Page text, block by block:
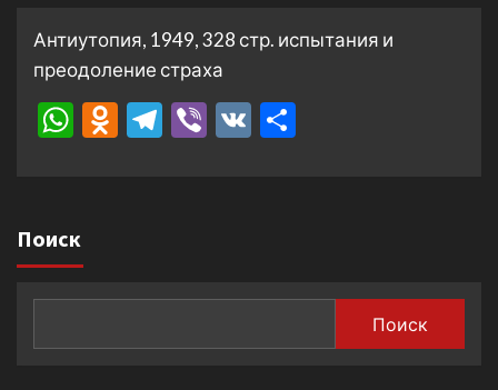
Антиутопия, 1949, 328 стр. испытания и
преодоление страха
WhatsApp
Odnoklassniki
Telegram
Viber
VK
Поиск
Поиск